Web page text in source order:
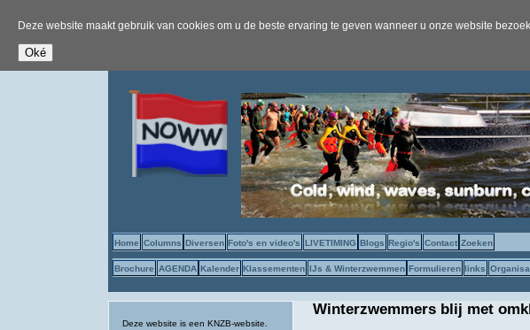
Deze website maakt gebruik van cookies om u de beste ervaring te geven wanneer u onze website
Home Columns Diversen Foto's en video's LIVETIMING Blogs Regio's Contact Zoeken
Brochure AGENDA Kalender Klassementen IJs & Winterzwemmen Formulieren links
Deze website is een KNZB-website.
Winterzwemmers blij met